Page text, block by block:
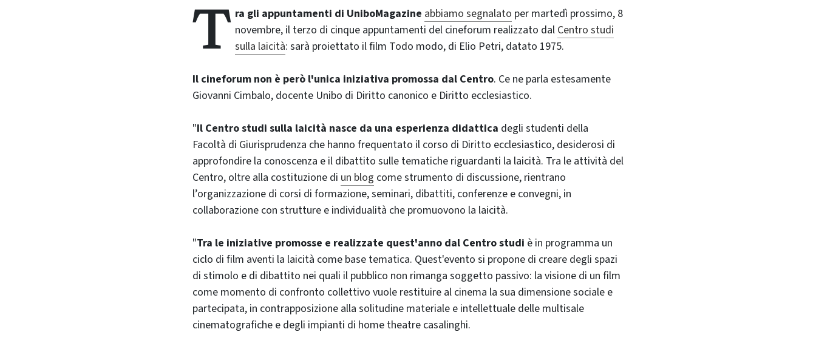
T ra gli appuntamenti di UniboMagazine abbiamo segnalato per martedì prossimo, 8
novembre, il terzo di cinque appuntamenti del cineforum realizzato dal Centro studi
sulla laicità: sarà proiettato il film Todo modo, di Elio Petri, datato 1975.
Il cineforum non è però l'unica iniziativa promossa dal Centro. Ce ne parla estesamente
Giovanni Cimbalo, docente Unibo di Diritto canonico e Diritto ecclesiastico.
"Il Centro studi sulla laicità nasce da una esperienza didattica degli studenti della
Facoltà di Giurisprudenza che hanno frequentato il corso di Diritto ecclesiastico, desiderosi di
approfondire la conoscenza e il dibattito sulle tematiche riguardanti la laicità. Tra le attività del
Centro, oltre alla costituzione di un blog come strumento di discussione, rientrano
l’organizzazione di corsi di formazione, seminari, dibattiti, conferenze e convegni, in
collaborazione con strutture e individualità che promuovono la laicità.
"Tra le iniziative promosse e realizzate quest'anno dal Centro studi è in programma un
ciclo di film aventi la laicità come base tematica. Quest'evento si propone di creare degli spazi
di stimolo e di dibattito nei quali il pubblico non rimanga soggetto passivo: la visione di un film
come momento di confronto collettivo vuole restituire al cinema la sua dimensione sociale e
partecipata, in contrapposizione alla solitudine materiale e intellettuale delle multisale
cinematografiche e degli impianti di home theatre casalinghi.